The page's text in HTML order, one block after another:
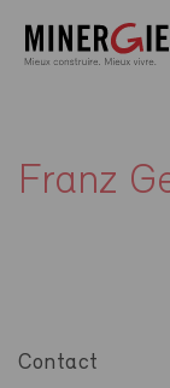
Franz
Contact